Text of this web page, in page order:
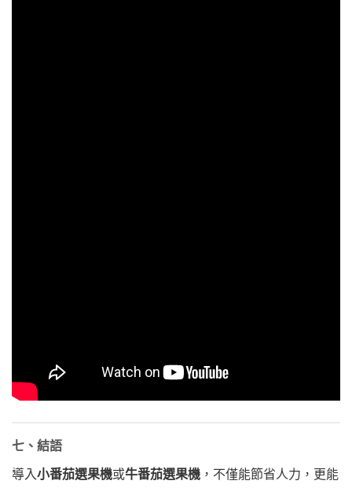
七、結語
導入 小番茄選果機或牛番茄選果機 ，不僅能節省人力，更能